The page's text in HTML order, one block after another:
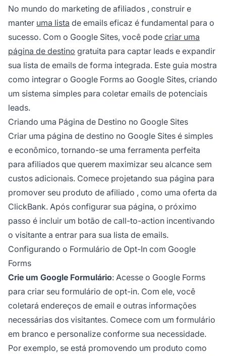
No mundo do marketing de afiliados , construir e
manter uma lista de emails eficaz é fundamental para o
sucesso. Com o Google Sites, você pode criar uma
página de destino gratuita para captar leads e expandir
sua lista de emails de forma integrada. Este guia mostra
como integrar o Google Forms ao Google Sites, criando
um sistema simples para coletar emails de potenciais
leads.
Criando uma Página de Destino no Google Sites
Criar uma página de destino no Google Sites é simples
e econômico, tornando-se uma ferramenta perfeita
para afiliados que querem maximizar seu alcance sem
custos adicionais. Comece projetando sua página para
promover seu produto de afiliado , como uma oferta da
ClickBank. Após configurar sua página, o próximo
passo é incluir um botão de call-to-action incentivando
o visitante a entrar para sua lista de emails.
Configurando o Formulário de Opt-In com Google
Forms
Crie um Google Formulário: Acesse o Google Forms
para criar seu formulário de opt-in. Com ele, você
coletará endereços de email e outras informações
necessárias dos visitantes. Comece com um formulário
em branco e personalize conforme sua necessidade.
Por exemplo, se está promovendo um produto como